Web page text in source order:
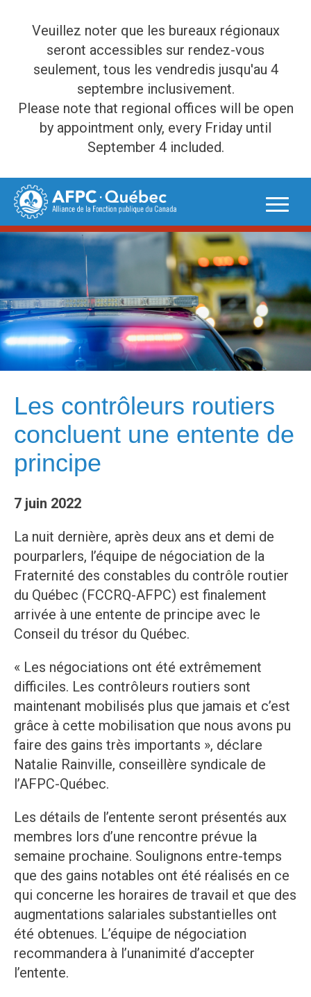
Veuillez noter que les bureaux régionaux
seront accessibles sur rendez-vous
seulement, tous les vendredis jusqu'au 4
septembre inclusivement.
Please note that regional offices will be open
by appointment only, every Friday until
September 4 included.
Skip
content
Les contrôleurs routiers
concluent une entente de
principe
7 juin 2022
La nuit dernière, après deux ans et demi de
pourparlers, l’équipe de négociation de la
Fraternité des constables du contrôle routier
du Québec (FCCRQ-AFPC) est finalement
arrivée à une entente de principe avec le
Conseil du trésor du Québec.
« Les négociations ont été extrêmement
difficiles. Les contrôleurs routiers sont
maintenant mobilisés plus que jamais et c’est
grâce à cette mobilisation que nous avons pu
faire des gains très importants », déclare
Natalie Rainville, conseillère syndicale de
l’AFPC-Québec.
Les détails de l’entente seront présentés aux
membres lors d’une rencontre prévue la
semaine prochaine. Soulignons entre-temps
que des gains notables ont été réalisés en ce
qui concerne les horaires de travail et que des
augmentations salariales substantielles ont
été obtenues. L’équipe de négociation
recommandera à l’unanimité d’accepter
l’entente.